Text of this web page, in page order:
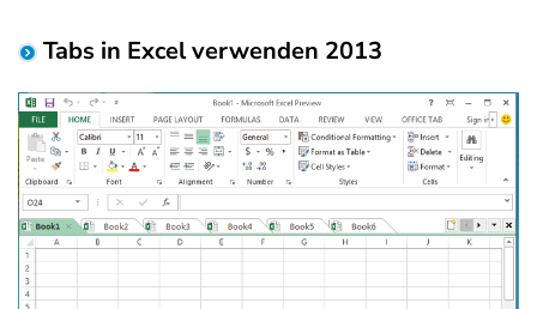
Tabs in Excel verwenden 2013